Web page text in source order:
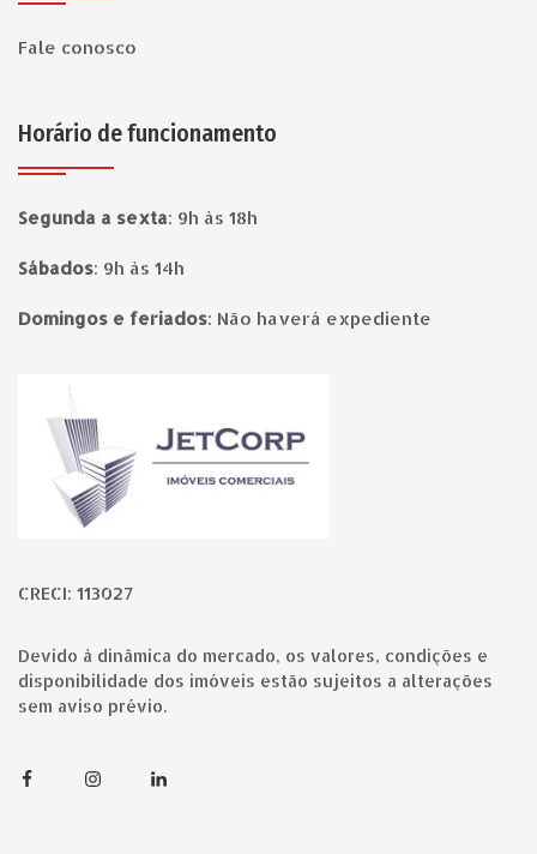
Fale conosco
Horário de funcionamento
Segunda a sexta: 9h às 18h
Sábados: 9h às 14h
Domingos e feriados: Não haverá expediente
CRECI: 113027
Devido à dinâmica do mercado, os valores, condições e
disponibilidade dos imóveis estão sujeitos a alterações
sem aviso prévio.
FacebookInstagramLinkedin